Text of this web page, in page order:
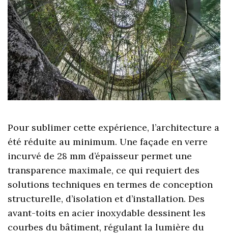
Pour sublimer cette expérience, l’architecture a
été réduite au minimum. Une façade en verre
incurvé de 28 mm d’épaisseur permet une
transparence maximale, ce qui requiert des
solutions techniques en termes de conception
structurelle, d’isolation et d’installation. Des
avant-toits en acier inoxydable dessinent les
courbes du bâtiment, régulant la lumière du